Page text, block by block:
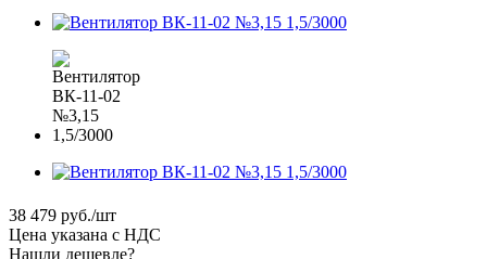
38 479 руб./шт
Цена указана с НДС
Нашли дешевле?